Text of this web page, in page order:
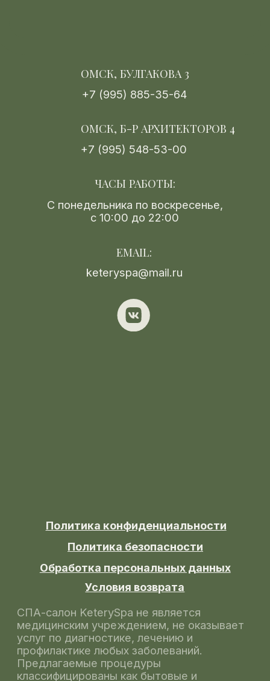
услуг по диагностике, лечению и
Предлагаемые процедуры
классифицированы как бытовые и
оказываются в соответствии с ГОСТ Р
Приказом Росстандарта от 29.11.2012 №
1597-ст для добровольного применения и
проводится в обстановке СПА с
соблюдением определенных этических и
коррекции психоэмоционального состояния
клиента. Услуги оказываются здоровым
людям, и конечной целью СПА-массажа
является гармонизация тела, сознания и
Условия возврата
Обработка персональных данных